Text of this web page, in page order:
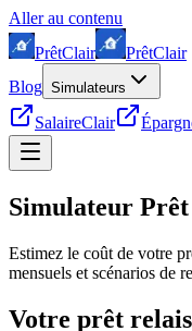
Aller au contenu
PrêtClair PrêtClair
Blog Simulateurs
SalaireClair
Simulateur
Estimez le coût de votre
mensuels et scénarios de
Votre prêt relais